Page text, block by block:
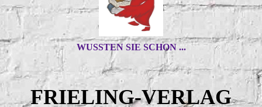
WUSSTEN SIE SCHON ...
FRIELING-VERLAG